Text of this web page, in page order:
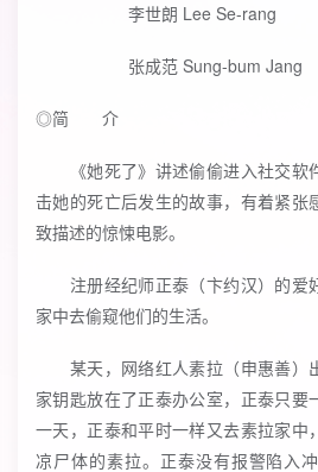
李世朗 Lee Se-rang
张成范 Sung-bum Jang
◎简 介
《她死了》讲述偷偷进入社交软
击她的死亡后发生的故事，有着紧张
致描述的惊悚电影。
注册经纪师正泰（卞约汉）的爱
家中去偷窥他们的生活。
某天，网络红人素拉（申惠善）
家钥匙放在了正泰办公室，正泰只要
一天，正泰和平时一样又去素拉家中
凉尸体的素拉。正泰没有报警陷入